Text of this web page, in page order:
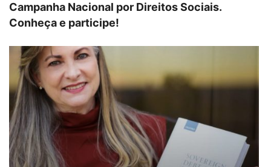
Campanha Nacional por Direitos Sociais.
Conheça e participe!